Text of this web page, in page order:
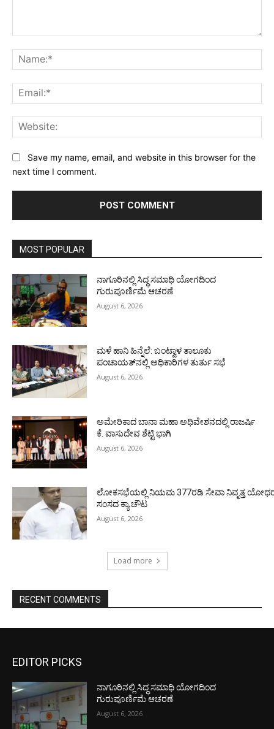
Save my name, email, and website in this browser for the
next time I comment.
MOST POPULAR
ನಾಗೂರಿನಲ್ಲಿ ಸಿದ್ಧ ಸಮಾಧಿ ಯೋಗದಿಂದ
ಗುರುಪೂರ್ಣಿಮೆ ಆಚರಣೆ
August 6, 2026
ಮಳೆ ಹಾನಿ ಹಿನ್ನೆಲೆ: ಬಂಟ್ವಾಳ ತಾಲೂಕು
ಪಂಚಾಯತ್‌ನಲ್ಲಿ ಅಧಿಕಾರಿಗಳ ತುರ್ತು ಸಭೆ
August 6, 2026
ಅಮೇರಿಕಾದ ಬಾನಾ ಮಹಾ ಅಧಿವೇಶನದಲ್ಲಿ ರಾಜರ್ಷಿ
ಕೆ. ವಾಸುದೇವ ಶೆಟ್ಟಿ ಭಾಗಿ
August 6, 2026
ಲೋಕಸಭೆಯಲ್ಲಿ ನಿಯಮ 377ರಡಿ ಸೇವಾ ನಿವೃತ್ತ
ಸಂಸದ ಕ್ಯಾ.ಚೌಟ
August 6, 2026
Load more
RECENT COMMENTS
EDITOR PICKS
ನಾಗೂರಿನಲ್ಲಿ ಸಿದ್ಧ ಸಮಾಧಿ ಯೋಗದಿಂದ
ಗುರುಪೂರ್ಣಿಮೆ ಆಚರಣೆ
August 6, 2026